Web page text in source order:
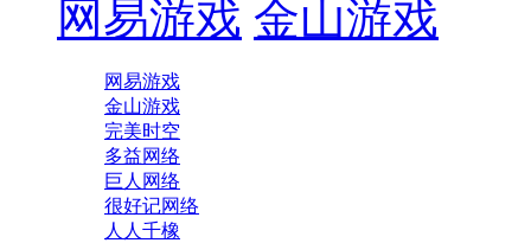
网易游戏 金山游戏
网易游戏
金山游戏
完美时空
多益网络
巨人网络
很好记网络
人人千橡